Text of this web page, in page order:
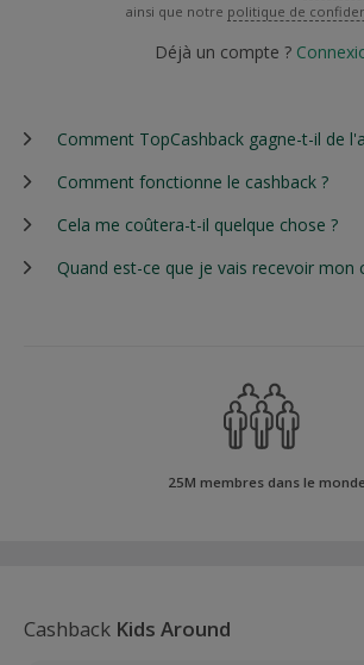
ainsi que notre politique de
Déjà un compte ?
Comment TopCashback gagne-t-il de
Comment fonctionne le cashback ?
Cela me coûtera-t-il quelque chose ?
Quand est-ce que je vais recevoir mon
25M membres dans le monde
Cashback Kids Around